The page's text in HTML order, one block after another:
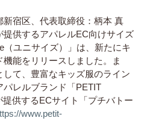
宿区、代表取締役：柄本 真
供するアパレルEC向けサイズ
（ユニサイズ）」は、新たにキ
能をリリースしました。ま
て、豊富なキッズ服のライン
レルブランド「PETIT
供するECサイト「プチバトー
www.petit-